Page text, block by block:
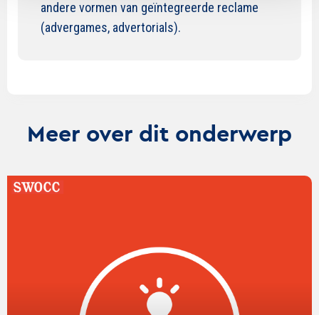
andere vormen van geïntegreerde reclame
(advergames, advertorials).
Meer over dit onderwerp
Lees